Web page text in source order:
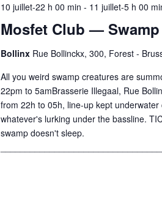
Mosfet Club —
10 juillet-22 h 00 min - 11 juillet-5 h 00
Bollinx Rue Bollinckx, 300, Forest -
All you weird swamp creatures are
22pm to 5amBrasserie Illegaal, Rue
from 22h to 05h, line-up kept
whatever's lurking under the bassline.
swamp doesn't sleep.